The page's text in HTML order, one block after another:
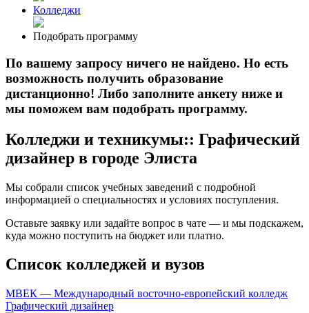
Колледжи
Подобрать программу
По вашему запросу ничего не найдено. Но есть
возможность получить образование
дистанционно! Либо заполните анкету ниже и
мы поможем вам подобрать программу.
Колледжи и техникумы:: Графический
дизайнер в городе Элиста
Мы собрали список учебных заведений с подробной
информацией о специальностях и условиях поступления.
Оставьте заявку или задайте вопрос в чате — и мы подскажем,
куда можно поступить на бюджет или платно.
Список колледжей и вузов
МВЕК — Международный восточно-европейский колледж
Графический дизайнер